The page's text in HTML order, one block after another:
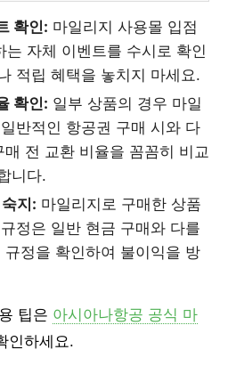
확인: 마일리지 사용몰 입점
는 자체 이벤트를 수시로 확인
적립 혜택을 놓치지 마세요.
확인: 일부 상품의 경우 마일
반적인 항공권 구매 시와 다
전 교환 비율을 꼼꼼히 비교
니다.
지: 마일리지로 구매한 상품
정은 일반 현금 구매와 다를
정을 확인하여 불이익을 방
팁은 아시아나항공 공식 마
인하세요.